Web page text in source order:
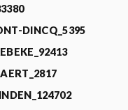
DINCQ_5395